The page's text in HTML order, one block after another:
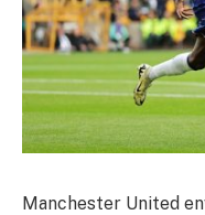
Manchester United